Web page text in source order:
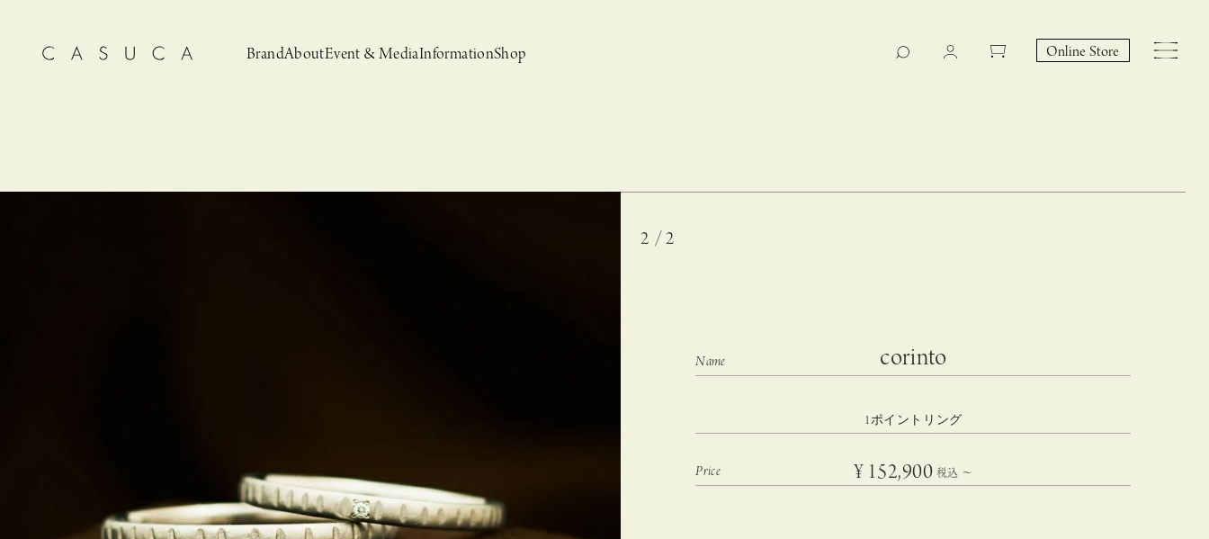
Brand
コラボレーションブランド
CASUCAと満島ひかりの
コラボレーションブランド
AboutEvent & Media
EY Collection 誕生のお知らせ 山際恵美子さん × CAS
UCA
InformationShop Online Store
2 / 2
corinto
1ポイントリング
¥ 152,900 税込 〜